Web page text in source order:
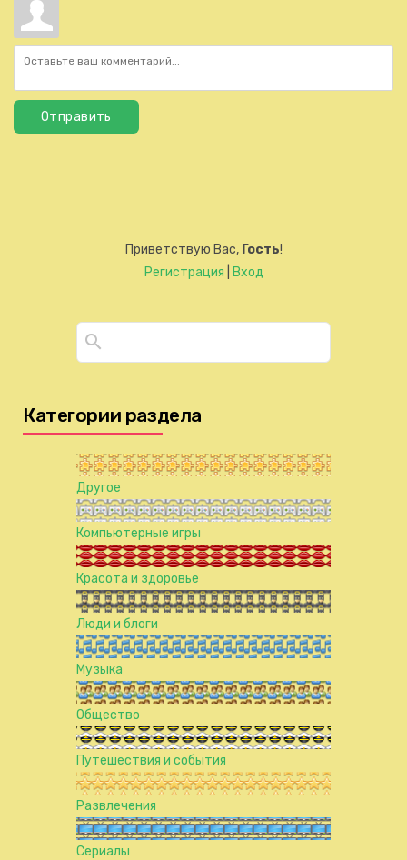
Отправить
Приветствую Вас, Гость!
Регистрация
Вход
Категории раздела
Другое
Компьютерные игры
Красота и здоровье
Люди и блоги
Музыка
Общество
Путешествия и события
Развлечения
Сериалы